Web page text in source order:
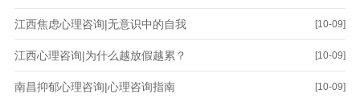
[10-09]
江西焦虑心理咨询|无意识中的自我
[10-09]
江西心理咨询|为什么越放假越累？
[10-09]
南昌抑郁心理咨询|心理咨询指南